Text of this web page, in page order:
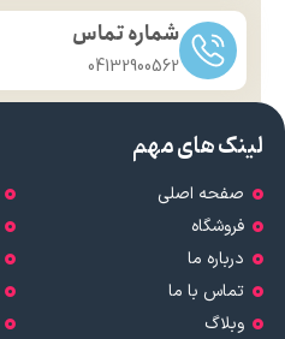
شماره تماس
04132900562
لینک های مهم
صفحه اصلی
فروشگاه
درباره ما
تماس با ما
وبلاگ